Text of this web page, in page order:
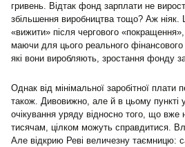
гривень. Відтак фонд зарплати не
збільшення виробництва тощо? Аж ніяк.
«вижити» після чергового
маючи для цього реального фінансового
які вони виробляють, зростання фонду
Однак від мінімальної заробітної
також. Дивовижно, але й в цьому пункті
очікування уряду відносно того, що вже
тисячам, цілком можуть справдитися.
Але відкрию Реві величезну таємницю: